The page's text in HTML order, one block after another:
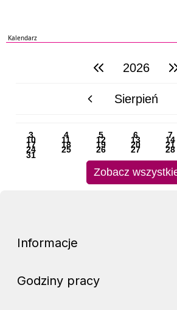
Kalendarz
poprzedni rok2026
poprzedni miesiącSierpień
3 4 5 6 7
10 11 12 13 14
17 18 19 20 21
24 25 26 27 28
31
Zobacz
Informacje
Godziny pracy